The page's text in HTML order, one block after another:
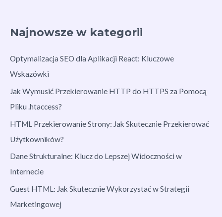
Najnowsze w kategorii
Optymalizacja SEO dla Aplikacji React: Kluczowe
Wskazówki
Jak Wymusić Przekierowanie HTTP do HTTPS za Pomocą
Pliku .htaccess?
HTML Przekierowanie Strony: Jak Skutecznie Przekierować
Użytkowników?
Dane Strukturalne: Klucz do Lepszej Widoczności w
Internecie
Guest HTML: Jak Skutecznie Wykorzystać w Strategii
Marketingowej